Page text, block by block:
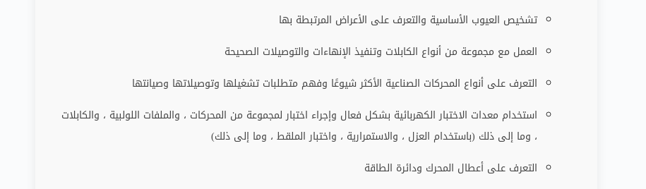
تشخيص العيوب الأساسية والتعرف على الأعراض المرتبطة بها
العمل مع مجموعة من أنواع الكابلات وتنفيذ الإنهاءات والتوصيلات الصحيحة
التعرف على أنواع المحركات الصناعية الأكثر شيوعًا وفهم متطلبات تشغيلها وتوصيلاتها وصيانتها
استخدام معدات الاختبار الكهربائية بشكل فعال وإجراء اختبار لمجموعة من المحركات ، والملفات اللولبية ، والكابلات
، وما إلى ذلك (باستخدام العزل ، والاستمرارية ، واختبار الملقط ، وما إلى ذلك)
التعرف على أعطال المحرك ودائرة الطاقة